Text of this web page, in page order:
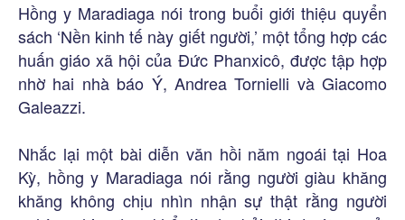
Hồng y Maradiaga nói trong buổi giới thiệu quyển
sách ‘Nền kinh tế này giết người,’ một tổng hợp các
huấn giáo xã hội của Đức Phanxicô, được tập hợp
nhờ hai nhà báo Ý, Andrea Tornielli và Giacomo
Galeazzi.
Nhắc lại một bài diễn văn hồi năm ngoái tại Hoa
Kỳ, hồng y Maradiaga nói rằng người giàu khăng
khăng không chịu nhìn nhận sự thật rằng người